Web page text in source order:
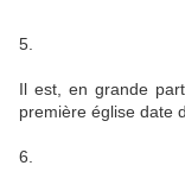
5.
Il est, en grande
première église date
6.